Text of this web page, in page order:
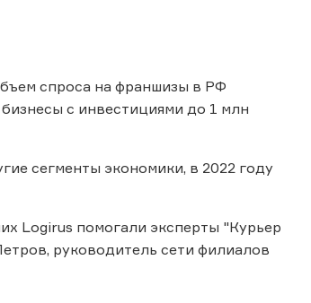
спроса на франшизы в РФ
с инвестициями до 1 млн
сегменты экономики, в 2022 году
Logirus помогали эксперты "Курьер
руководитель сети филиалов